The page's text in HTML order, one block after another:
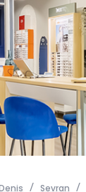
Sevran